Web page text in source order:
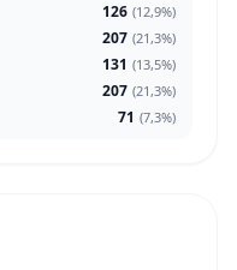
126 (12,9%)
207 (21,3%)
131 (13,5%)
207 (21,3%)
71 (7,3%)